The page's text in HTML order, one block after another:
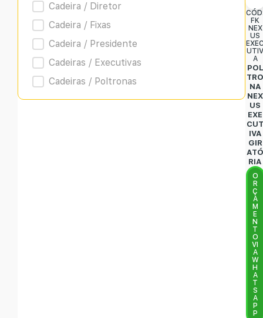
Product Archive
Cadeira / Diretor
Cadeira / Fixas
Cadeira / Presidente
Cadeiras / Executivas
Cadeiras / Poltronas
FK
NEX
US
A
POL
NA
NEX
US
EXE
IVA
GIR
RIA
O
R
Ç
A
M
E
N
T
O
VI
A
W
H
A
T
S
A
P
P